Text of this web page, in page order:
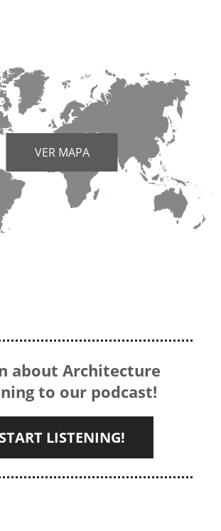
VER MAPA
about Architecture
to our podcast!
START LISTENING!